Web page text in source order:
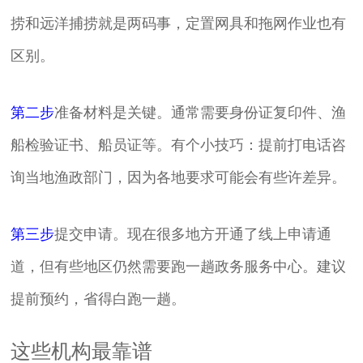
捞和远洋捕捞就是两码事，定置网具和拖网作业也有
区别。
第二步准备材料是关键。通常需要身份证复印件、渔
船检验证书、船员证等。有个小技巧：提前打电话咨
询当地渔政部门，因为各地要求可能会有些许差异。
第三步提交申请。现在很多地方开通了线上申请通
道，但有些地区仍然需要跑一趟政务服务中心。建议
提前预约，省得白跑一趟。
这些机构最靠谱